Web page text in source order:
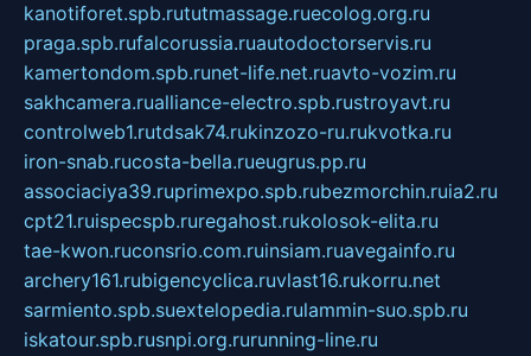
kanotiforet.spb.rututmassage.ruecolog.org.ru
praga.spb.rufalcorussia.ruautodoctorservis.ru
kamertondom.spb.runet-life.net.ruavto-vozim.ru
sakhcamera.rualliance-electro.spb.rustroyavt.ru
controlweb1.rutdsak74.rukinzozo-ru.rukvotka.ru
iron-snab.rucosta-bella.rueugrus.pp.ru
associaciya39.ruprimexpo.spb.rubezmorchin.ruia2.ru
cpt21.ruispecspb.ruregahost.rukolosok-elita.ru
tae-kwon.ruconsrio.com.ruinsiam.ruavegainfo.ru
archery161.rubigencyclica.ruvlast16.rukorru.net
sarmiento.spb.suextelopedia.rulammin-suo.spb.ru
iskatour.spb.rusnpi.org.rurunning-line.ru